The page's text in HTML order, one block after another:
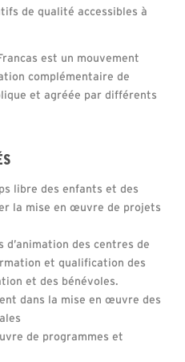
de qualité accessibles à
est un mouvement
complémentaire de
et agréée par différents
libre des enfants et des
la mise en œuvre de projets
d’animation des centres de
et qualification des
et des bénévoles.
dans la mise en œuvre des
de programmes et